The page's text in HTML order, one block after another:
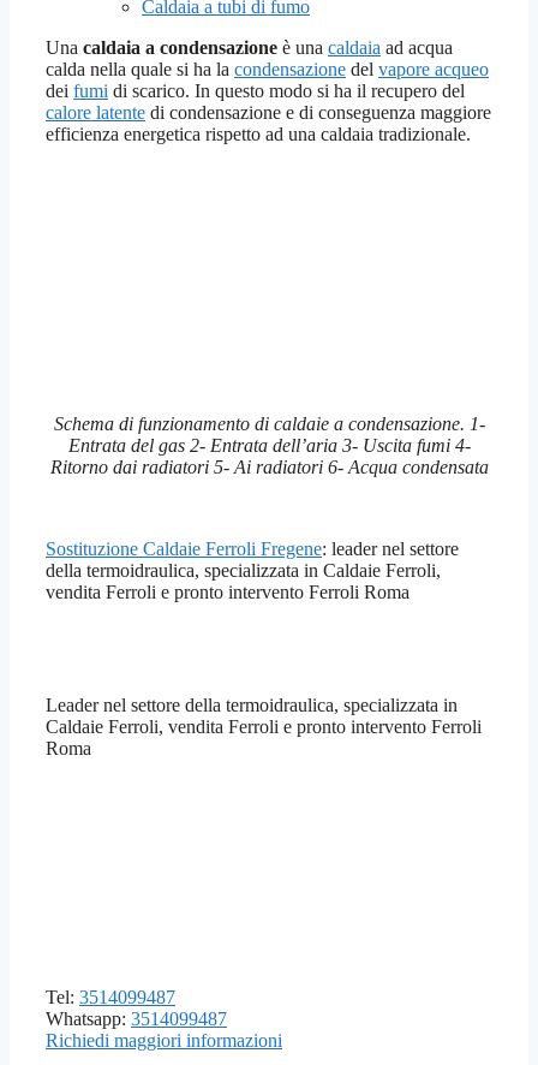
Caldaia a tubi di fumo
Una caldaia a condensazione è una caldaia ad acqua
calda nella quale si ha la condensazione del vapore acqueo
dei fumi di scarico. In questo modo si ha il recupero del
calore latente di condensazione e di conseguenza maggiore
efficienza energetica rispetto ad una caldaia tradizionale.
Schema di funzionamento di caldaie a condensazione. 1-
Entrata del gas 2- Entrata dell’aria 3- Uscita fumi 4-
Ritorno dai radiatori 5- Ai radiatori 6- Acqua condensata
Sostituzione Caldaie Ferroli Fregene: leader nel settore
della termoidraulica, specializzata in Caldaie Ferroli,
vendita Ferroli e pronto intervento Ferroli Roma
Leader nel settore della termoidraulica, specializzata in
Caldaie Ferroli, vendita Ferroli e pronto intervento Ferroli
Roma
Tel: 3514099487
Whatsapp: 3514099487
Richiedi maggiori informazioni